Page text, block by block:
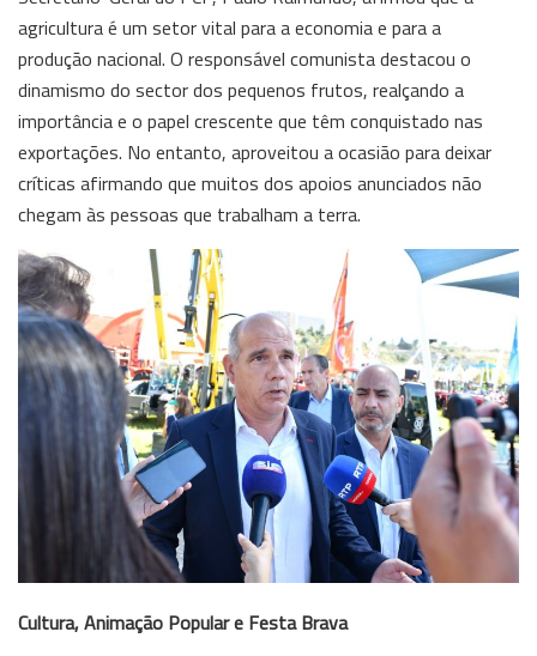
agricultura é um setor vital para a economia e para a
produção nacional. O responsável comunista destacou o
dinamismo do sector dos pequenos frutos, realçando a
importância e o papel crescente que têm conquistado nas
exportações. No entanto, aproveitou a ocasião para deixar
críticas afirmando que muitos dos apoios anunciados não
chegam às pessoas que trabalham a terra.
Cultura, Animação Popular e Festa Brava